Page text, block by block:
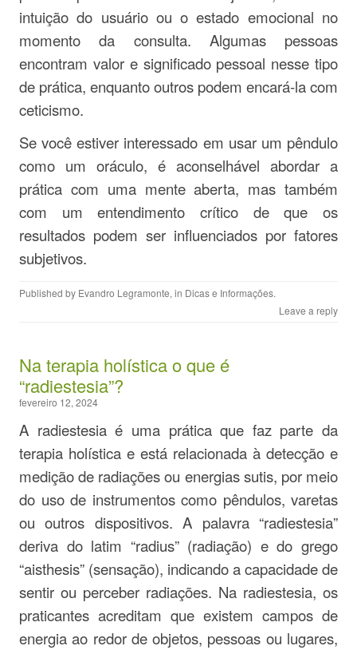
intuição do usuário ou o estado emocional no
momento da consulta. Algumas pessoas
encontram valor e significado pessoal nesse tipo
de prática, enquanto outros podem encará-la com
ceticismo.
Se você estiver interessado em usar um pêndulo
como um oráculo, é aconselhável abordar a
prática com uma mente aberta, mas também
com um entendimento crítico de que os
resultados podem ser influenciados por fatores
subjetivos.
Published by Evandro Legramonte, in Dicas e Informações.
Leave a reply
Na terapia holística o que é
“radiestesia”?
fevereiro 12, 2024
A radiestesia é uma prática que faz parte da
terapia holística e está relacionada à detecção e
medição de radiações ou energias sutis, por meio
do uso de instrumentos como pêndulos, varetas
ou outros dispositivos. A palavra “radiestesia”
deriva do latim “radius” (radiação) e do grego
“aisthesis” (sensação), indicando a capacidade de
sentir ou perceber radiações. Na radiestesia, os
praticantes acreditam que existem campos de
energia ao redor de objetos, pessoas ou lugares,